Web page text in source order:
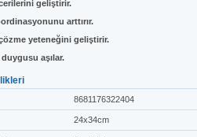
geliştirir.
arttırır.
yeteneğini geliştirir.
aşılar.
8681176322404
24x34cm